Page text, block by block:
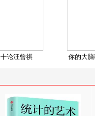
十论汪曾祺 你的大